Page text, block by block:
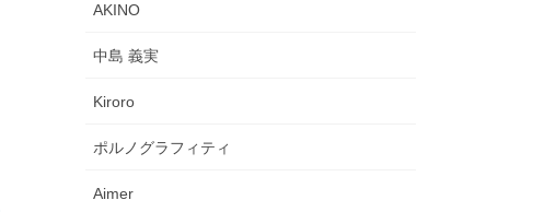
AKINO
中島 義実
Kiroro
ポルノグラフィティ
Aimer